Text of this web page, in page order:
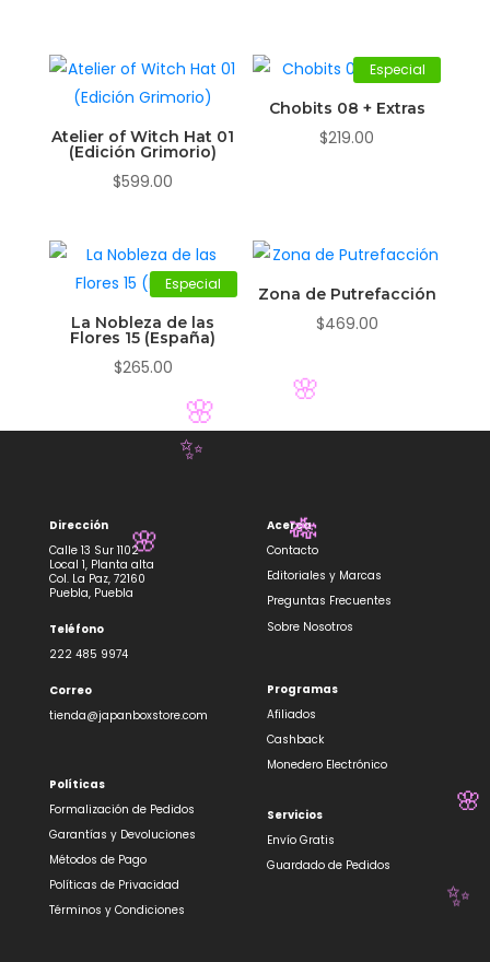
Atelier of Witch Hat 01
(Edición Grimorio)
$599.00
Especial
Chobits 08 + Extras
$219.00
Especial
La Nobleza de las
Flores 15 (España)
$265.00
Zona de Putrefacción
$469.00
Dirección
Calle 13 Sur 1102
Local 1, Planta alta
Col. La Paz, 72160
Puebla, Puebla
Teléfono
222 485 9974
Correo
tienda@japanboxstore.com
Políticas
Formalización de Pedidos
Garantías y Devoluciones
Métodos de Pago
Políticas de Privacidad
Términos y Condiciones
Acerca
Contacto
Editoriales y Marcas
Preguntas Frecuentes
Sobre Nosotros
Programas
Afiliados
Cashback
Monedero Electrónico
Servicios
Envío Gratis
Guardado de Pedidos
🌸
🎋